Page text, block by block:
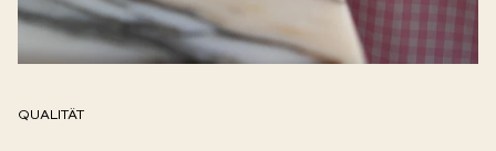
QUALITÄT